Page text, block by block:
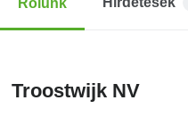
Troostwijk NV